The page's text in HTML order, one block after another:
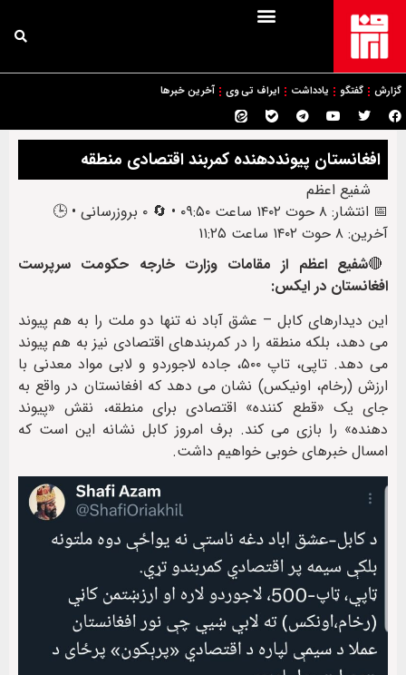
گزارش گفتگو یادداشت ایراف تی وی آخرین خبرها
افغانستان پیونددهنده کمربند اقتصادی منطقه
شفیع اعظم
📅 انتشار: ۸ حوت ۱۴۰۲ ساعت ۰۹:۵۰ • 🔄 ۰ بروزرسانی • 🕒
آخرین: ۸ حوت ۱۴۰۲ ساعت ۱۱:۲۵
🔴شفیع اعظم از مقامات وزارت خارجه حکومت سرپرست
افغانستان در ایکس:
این دیدارهای کابل – عشق آباد نه تنها دو ملت را به هم پیوند
می دهد، بلکه منطقه را در کمربندهای اقتصادی نیز به هم پیوند
می دهد. تاپی، تاپ ۵۰۰، جاده لاجوردو و لابی مواد معدنی با
ارزش (رخام، اونیکس) نشان می دهد که افغانستان در واقع به
جای یک «قطع کننده» اقتصادی برای منطقه، نقش «پیوند
دهنده» را بازی می کند. برف امروز کابل نشانه این است که
امسال خبرهای خوبی خواهیم داشت.